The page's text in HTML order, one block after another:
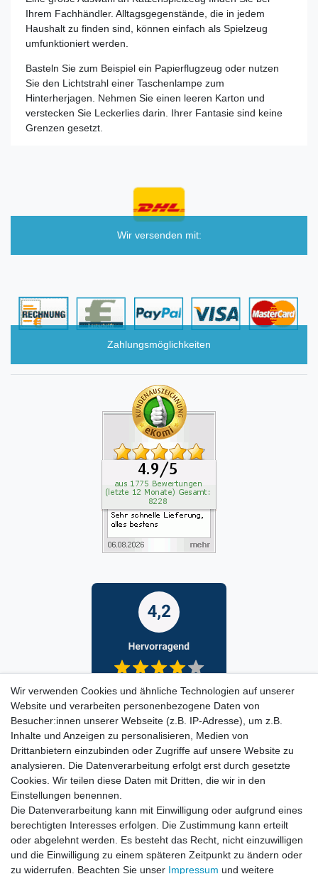
Ihrem Fachhändler. Alltagsgegenstände, die in jedem
Haushalt zu finden sind, können einfach als Spielzeug
umfunktioniert werden.
Basteln Sie zum Beispiel ein Papierflugzeug oder nutzen
Sie den Lichtstrahl einer Taschenlampe zum
Hinterherjagen. Nehmen Sie einen leeren Karton und
verstecken Sie Leckerlies darin. Ihrer Fantasie sind keine
Grenzen gesetzt.
Wir versenden mit:
Zahlungsmöglichkeiten
Wir verwenden Cookies und ähnliche Technologien auf unserer
Website und verarbeiten personenbezogene Daten von
Besucher:innen unserer Webseite (z.B. IP-Adresse), um z.B.
Inhalte und Anzeigen zu personalisieren, Medien von
Drittanbietern einzubinden oder Zugriffe auf unsere Website zu
analysieren. Die Datenverarbeitung erfolgt erst durch gesetzte
Cookies. Wir teilen diese Daten mit Dritten, die wir in den
Einstellungen benennen.
Die Datenverarbeitung kann mit Einwilligung oder aufgrund eines
berechtigten Interesses erfolgen. Die Zustimmung kann erteilt
oder abgelehnt werden. Es besteht das Recht, nicht einzuwilligen
und die Einwilligung zu einem späteren Zeitpunkt zu ändern oder
zu widerrufen. Beachten Sie unser Impressum und weitere